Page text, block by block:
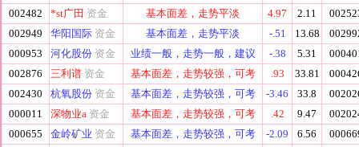
002482
*st广田 资金 基本面差，走势平淡 4.97 2.11
002949
华阳国际 资金 基本面差，走势平淡 -.51 13.68
000953
河化股份 资金 业绩一般，走势一般，建议 -.38 5.31
002876
三利谱 资金 基本面差，走势较强，可考 .93 33.81
002430
杭氧股份 资金 基本面差，走势较强，可考 -3.46 33.8
000011
深物业a 资金 基本面差，走势较强，可考 .42 9.47
000655
金岭矿业 资金 基本面差，走势较强，可考 -2.09 6.56